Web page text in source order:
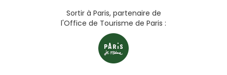
Sortir à Paris, partenaire de
l'Office de Tourisme de Paris :